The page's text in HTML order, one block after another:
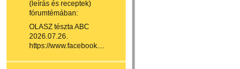
(leírás és receptek)
fórumtémában:
OLASZ tészta ABC
2026.07.26.
https://www.facebook....